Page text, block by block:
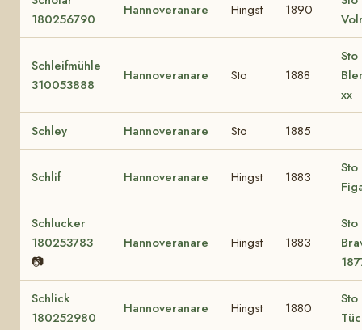
180256790
Hannoveranare Hingst 1890
Schleifmühle
310053888
Hannoveranare Sto 1888
Sto
xx
Schley Hannoveranare Sto 1885
Schlif Hannoveranare Hingst 1883
Sto
Schlucker
180253783
📷
Hannoveranare Hingst 1883
Sto
Schlick
180252980
Hannoveranare Hingst 1880
Sto